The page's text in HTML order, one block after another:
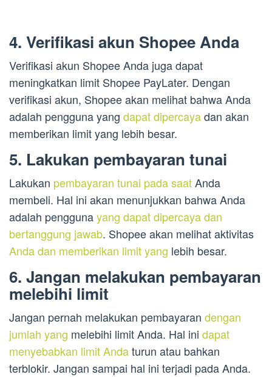
4. Verifikasi akun Shopee Anda
Verifikasi akun Shopee Anda juga dapat
meningkatkan limit Shopee PayLater. Dengan
verifikasi akun, Shopee akan melihat bahwa Anda
adalah pengguna yang dapat dipercayadan akan
memberikan limit yang lebih besar.
5. Lakukan pembayaran tunai
Lakukan pembayaran tunai pada saatAnda
membeli. Hal ini akan menunjukkan bahwa Anda
adalah penggunayang dapat dipercaya dan
bertanggung jawab. Shopee akan melihat aktivitas
Anda dan memberikan limit yang lebih besar.
6. Jangan melakukan pembayaran
melebihi limit
Jangan pernah melakukan pembayaran dengan
jumlah yang melebihi limit Anda. Hal ini dapat
menyebabkan limit Andaturun atau bahkan
terblokir. Jangan sampai hal ini terjadi pada Anda.